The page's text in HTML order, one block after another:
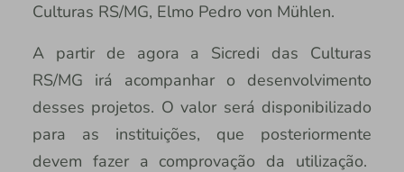
Culturas RS/MG, Elmo Pedro von Mühlen.
A partir de agora a Sicredi das Culturas
RS/MG irá acompanhar o desenvolvimento
desses projetos. O valor será disponibilizado
para as instituições, que posteriormente
devem fazer a comprovação da utilização.